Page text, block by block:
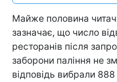
Майже половина
зазначає, що число
ресторанів після
заборони паління не
відповідь вибрали